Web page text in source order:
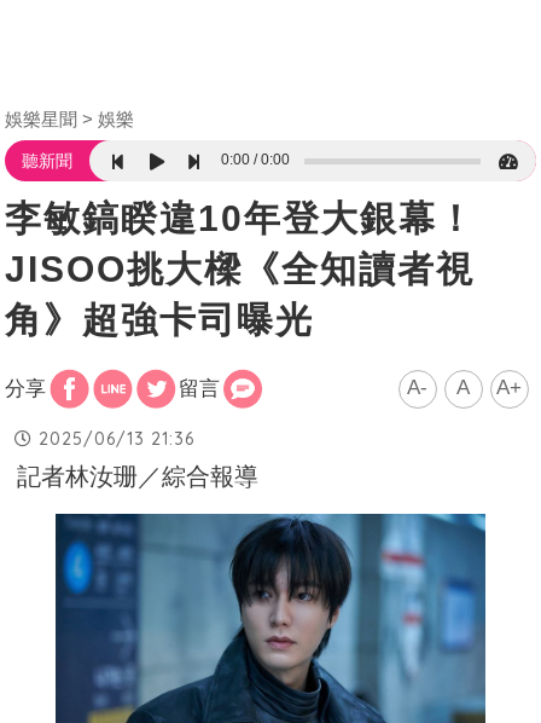
娛樂星聞 娛樂
聽新聞 0:00 0:00
李敏鎬睽違10年登大銀幕！
JISOO挑大樑《全知讀者視
角》超強卡司曝光
分享 留言 A- A A+
2025/06/13 21:36
記者林汝珊／綜合報導